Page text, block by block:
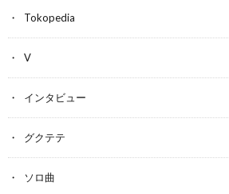
Tokopedia
V
インタビュー
グクテテ
ソロ曲